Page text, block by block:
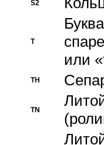
S2
T
или
TH
TN